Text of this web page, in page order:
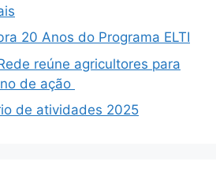
20 Anos do Programa ELTI
reúne agricultores para
de ação
de atividades 2025